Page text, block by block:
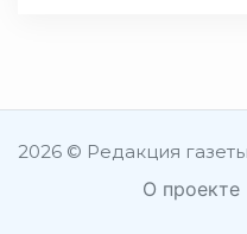
2026 © Редакция
О проекте